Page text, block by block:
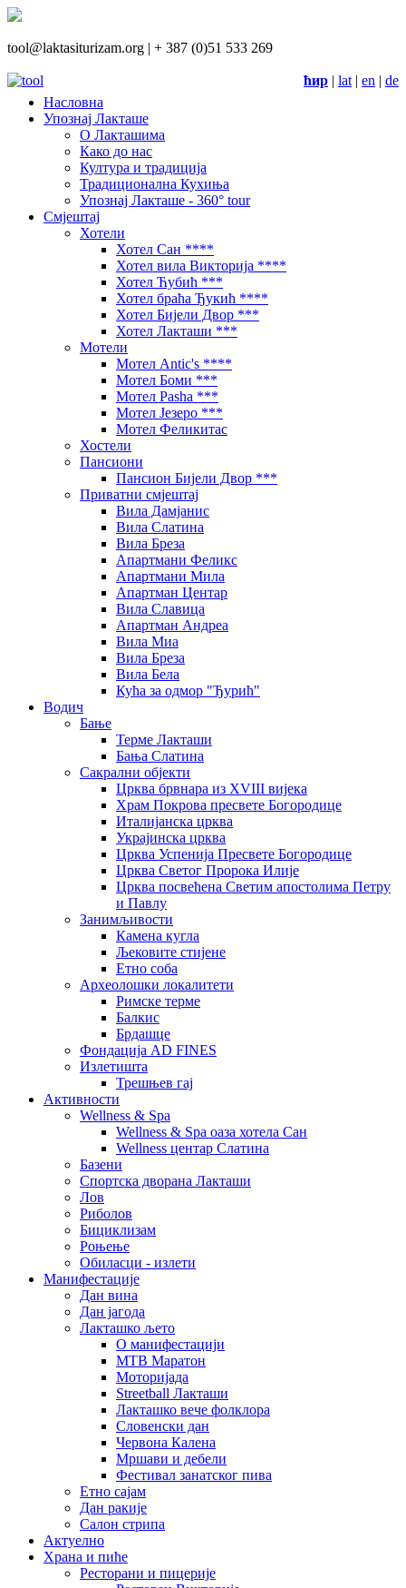
tool@laktasiturizam.org | + 387 (0)51 533 269
ћир | lat | en | de
Насловна
Упознај Лакташе
О Лакташима
Како до нас
Култура и традиција
Традиционална Кухиња
Упознај Лакташе - 360° tour
Смјештај
Хотели
Хотел Сан ****
Хотел вила Викторија ****
Хотел Ћубић ***
Хотел браћа Ђукић ****
Хотел Бијели Двор ***
Хотел Лакташи ***
Мотели
Мотел Antic's ****
Мотел Боми ***
Мотел Pasha ***
Мотел Језеро ***
Мотел Феликитас
Хостели
Пансиони
Пансион Бијели Двор ***
Приватни смјештај
Вила Дамјанис
Вила Слатина
Вила Бреза
Апартмани Феликс
Апартмани Мила
Апартман Центар
Вила Славица
Апартман Андреа
Вила Миа
Вила Бреза
Вила Бела
Кућа за одмор "Ђурић"
Водич
Бање
Терме Лакташи
Бања Слатина
Сакрални објекти
Црква брвнара из XVIII вијека
Храм Покрова пресвете Богородице
Италијанска црква
Украјинска црква
Црква Успенија Пресвете Богородице
Црква Светог Пророка Илије
Црква посвећена Светим апостолима Петру
и Павлу
Занимљивости
Камена кугла
Љековите стијене
Етно соба
Археолошки локалитети
Римске терме
Балкис
Брдашце
Фондација AD FINES
Излетишта
Трешњев гај
Активности
Wellness & Spa
Wellness & Spa оаза хотела Сан
Wellness центар Слатина
Базени
Спортска дворана Лакташи
Лов
Риболов
Бициклизам
Роњење
Обиласци - излети
Манифестације
Дан вина
Дан јагода
Лакташко љето
О манифестацији
MTB Маратон
Моторијада
Streetball Лакташи
Лакташко вече фолклора
Словенски дан
Червона Калена
Мршави и дебели
Фестивал занатског пива
Етно сајам
Дан ракије
Салон стрипа
Актуелно
Храна и пиће
Ресторани и пицерије